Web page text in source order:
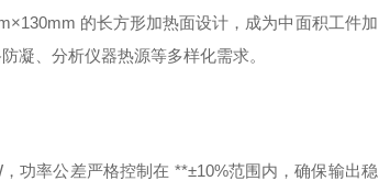
的长方形加热面设计，成为中面积工件加
凝、分析仪器热源等多样化需求。
，功率公差严格控制在 **±10%范围内，确保输出稳